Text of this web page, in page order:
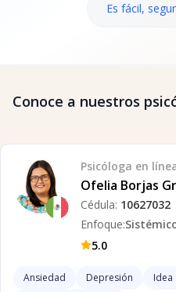
Es fácil,
Conoce a nuestros
Psicóloga en
Ofelia Borjas
Cédula: 10627032
Enfoque:
5.0
Ansiedad Depresión Idea